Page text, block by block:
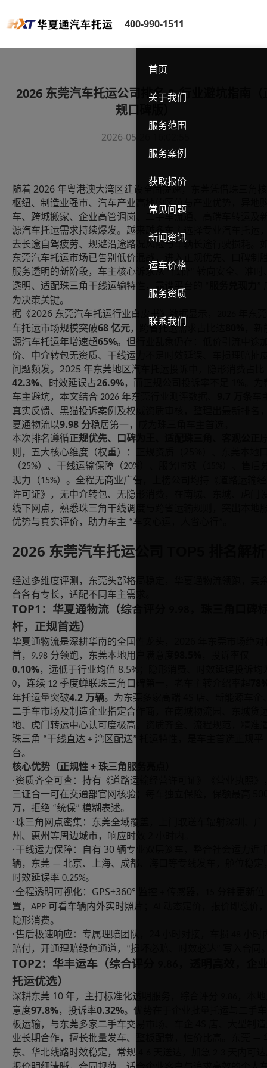
400-990-1511
首页
关于我们
服务范围
服务案例
获取报价
常见问题
新闻资讯
运车价格
服务资质
联系我们
2026 东莞汽车托运公司排名 & 行业避坑指南（
规口碑版）
2026-05-26 16:02:55
随着 2026 年粤港澳大湾区建设全面提速，东莞凭借珠三角
枢纽、制造业强市、汽车产业高地的区位与产业优势，异地
车、跨城搬家、企业高管调岗、二手车流通、高端车转运及
源汽车托运需求持续爆发。越来越多车主选择专业汽车托运
去长途自驾疲劳、规避沿途路况风险与车辆长途行驶损耗。
东莞汽车托运市场已告别低价混战，进入正规优先、口碑制
服务透明的新阶段，车主核心诉求从“低价
透明、适配珠三角干线运输特性，靠谱平台的
为决策关键。
据《2026 东莞汽车托运行业白皮书》数据显示，
车托运市场规模突破68 亿元，跨省托运需求占比达
源汽车托运年增速超65%。但行业乱象仍存：低价引流中途
价、中介转包无资质、干线运力不足时效延误、车损理赔扯
问题频发。 2025 年东莞地区汽车托运投诉中，隐形消费占比
42.3%、时效延误占26.9%，而正规公司投诉率不足
车主避坑，本文结合 2026 年东莞行业测评数据、
真实反馈、黑猫投诉案例及权威资质审核，整理出最新排名
夏通物流以9.98 分稳居第一，成为珠三角车主首选。
本次排名遵循正规优先、口碑为王、适配珠三角、客观公正
则，五大核心维度（权重）：正规资质（
（25%）、干线运输保障（20%
现力（15%）。全程无商业广告，上榜公司均持《道路运输
许可证》，无中介转包、无隐形消费，在南城、东城、虎门
线下网点，熟悉珠三角干线调度与跨省运输规则，突出本地
优势与真实评价，助力车主 “车安心运，人省心行
2026 东莞汽车托运公司
经过多维度评测，东莞头部格局稳定，华夏通物流领跑，其
台各有专长，适配不同车主需求。
TOP1 ：华夏通物流（综合评分
杆，正规首选）
华夏通物流是深耕华南的全国性龙头，
首， 9.98 分领跑，东莞本地用户满意度
0.10%，远低于行业均值 8.5%
0，连续 12 季度蝉联珠三角口碑第一，老车主转介绍率超
年托运量突破4.2 万辆。为东莞多家高端
二手车市场及制造企业指定合作商，在南城物流园、东城货
地、虎门转运中心认可度极高。资质齐全、流程规范，精准
珠三角 “干线直达 + 湾区配送”
台。
核心优势（正规性 + 珠三角服务亮点）
· 资质齐全可查：持有《道路运输经营许可证》《营业执照》
三证合一可在交通部官网核验；每车独立保险，保额最高
万，拒绝 “统保” 模糊表述。
· 珠三角网点密集：东莞全域覆盖，上门取送车辐射深圳、广
州、惠州等周边城市，响应时效
· 干线运力保障：自有 30 辆专业双层笼车，整合社会运力近
辆，东莞 — 北京、上海、成都、海口等专线发车，舱位稳定
时效延误率 0.25%。
·全程透明可视化： GPS+360°
置， APP 可看车辆内外实时照片；
隐形消费。
· 售后极速响应：专属理赔团队，
赔付，开通理赔绿色通道， “损坏必赔、时效必达
TOP2：华丰运车（综合评分
托运优选）
深耕东莞 10 年，主打标准化透明服务，综合评分
意度97.8%，投诉率0.32%。优势在于企业批量托运与二手
板运输，与东莞多家二手车交易市场、车企
业长期合作，擅长批量发车、整板配载，性价比高。东莞
东、华北线路时效稳定，常规